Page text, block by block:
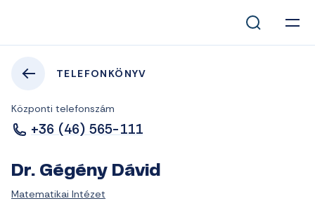
TELEFONKÖNYV
Központi telefonszám
+36 (46) 565-111
Dr. Gégény Dávid
Matematikai Intézet